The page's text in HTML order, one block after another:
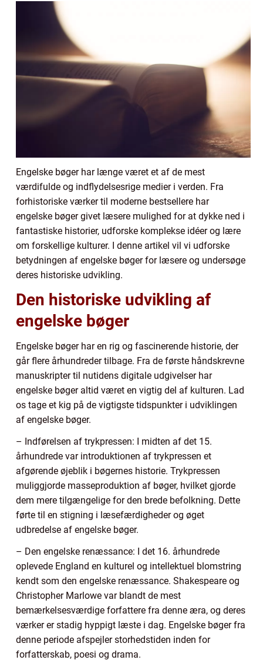
Engelske bøger har længe været et af de mest
værdifulde og indflydelsesrige medier i verden. Fra
forhistoriske værker til moderne bestsellere har
engelske bøger givet læsere mulighed for at dykke ned i
fantastiske historier, udforske komplekse idéer og lære
om forskellige kulturer. I denne artikel vil vi udforske
betydningen af engelske bøger for læsere og undersøge
deres historiske udvikling.
Den historiske udvikling af
engelske bøger
Engelske bøger har en rig og fascinerende historie, der
går flere århundreder tilbage. Fra de første håndskrevne
manuskripter til nutidens digitale udgivelser har
engelske bøger altid været en vigtig del af kulturen. Lad
os tage et kig på de vigtigste tidspunkter i udviklingen
af engelske bøger.
– Indførelsen af trykpressen: I midten af det 15.
århundrede var introduktionen af trykpressen et
afgørende øjeblik i bøgernes historie. Trykpressen
muliggjorde masseproduktion af bøger, hvilket gjorde
dem mere tilgængelige for den brede befolkning. Dette
førte til en stigning i læsefærdigheder og øget
udbredelse af engelske bøger.
– Den engelske renæssance: I det 16. århundrede
oplevede England en kulturel og intellektuel blomstring
kendt som den engelske renæssance. Shakespeare og
Christopher Marlowe var blandt de mest
bemærkelsesværdige forfattere fra denne æra, og deres
værker er stadig hyppigt læste i dag. Engelske bøger fra
denne periode afspejler storhedstiden inden for
forfatterskab, poesi og drama.